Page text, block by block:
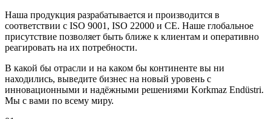
Наша продукция разрабатывается и производится в
соответствии с ISO 9001, ISO 22000 и CE. Наше глобальное
присутствие позволяет быть ближе к клиентам и оперативно
реагировать на их потребности.
В какой бы отрасли и на каком бы континенте вы ни
находились, выведите бизнес на новый уровень с
инновационными и надёжными решениями Korkmaz Endüstri.
Мы с вами по всему миру.